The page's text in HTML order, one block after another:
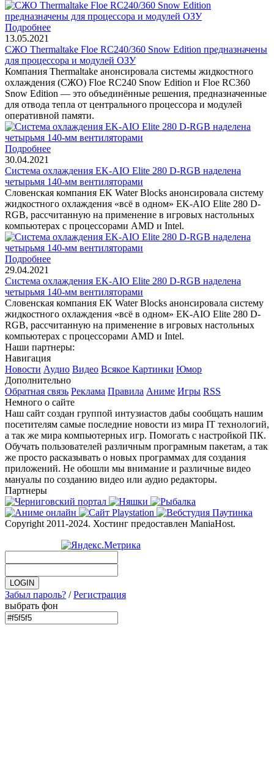
Подробнее
13.05.2021
СЖО Thermaltake Floe RC240/360 Snow Edition предназначены
для процессора и модулей ОЗУ
Компания Thermaltake анонсировала системы жидкостного
охлаждения (СЖО) Floe RC240 Snow Edition и Floe RC360
Snow Edition — это объединённые решения, предназначенные
для отвода тепла от центрального процессора и модулей
оперативной памяти.
Подробнее
30.04.2021
Система охлаждения EK-AIO Elite 280 D-RGB наделена
четырьмя 140-мм вентиляторами
Словенская компания EK Water Blocks анонсировала систему
жидкостного охлаждения «всё в одном» EK-AIO Elite 280 D-
RGB, рассчитанную на применение в игровых настольных
компьютерах с процессорами AMD и Intel.
Подробнее
29.04.2021
Система охлаждения EK-AIO Elite 280 D-RGB наделена
четырьмя 140-мм вентиляторами
Словенская компания EK Water Blocks анонсировала систему
жидкостного охлаждения «всё в одном» EK-AIO Elite 280 D-
RGB, рассчитанную на применение в игровых настольных
компьютерах с процессорами AMD и Intel.
Наши партнеры:
Навигация
Новости Аудио Видео Всякое Картинки Юмор
Дополнительно
Обратная связь Реклама Правила Аниме Игры RSS
Немного о сайте
Наш сайт создан группой интузиастов дабы сообщать нашим
посетителям самые последние новости из мира IT технологий,
а так же мира компьютерных игр. Помогать с настройкой ПК.
Обучать пользователей различным програмным пакетам, а так
же просто расказывать о новых программах для создания
приложений. Не обошли мы внимание и различные видео
мануалы по созданию видео или аудио редакторы.
Партнеры
Copyright 2011-2024. Хостинг предоставлен ManiaHost.
Забыл пароль? /Регистрация
выбрать фон